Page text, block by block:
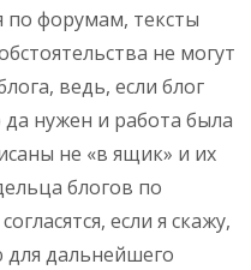
по форумам, тексты
не могут
ведь, если блог
нужен и работа была
не «в ящик» и их
блогов по
если я скажу,
дальнейшего